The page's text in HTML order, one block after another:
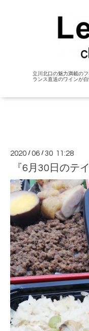
立川北口の魅力満載の
ランス直送のワインが
2020 /06 /30 11:28
『6月30日のテ